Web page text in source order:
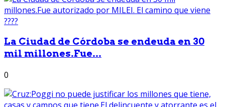
La Ciudad de Córdoba se endeuda en 30
mil millones.Fue...
0